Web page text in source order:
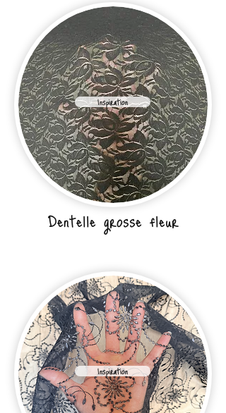
Inspiration
Dentelle grosse fleur
Inspiration